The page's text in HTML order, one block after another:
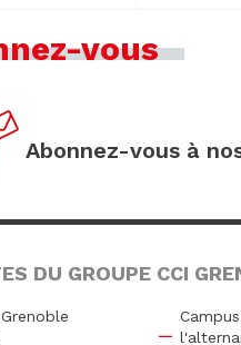
vous
Abonnez-vous à
DU GROUPE CCI